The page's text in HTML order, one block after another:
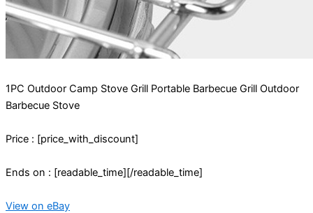
1PC Outdoor Camp Stove Grill Portable Barbecue Grill Outdoor
Barbecue Stove
Price : [price_with_discount]
Ends on : [readable_time][/readable_time]
View on eBay